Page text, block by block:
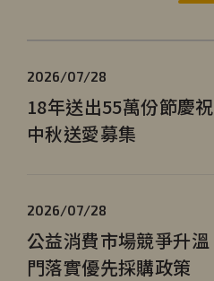
2026/07/28
18年送出55萬份節慶
中秋送愛募集
2026/07/28
公益消費市場競爭升
門落實優先採購政策